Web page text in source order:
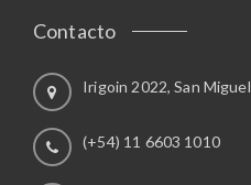
Contacto
Irigoin 2022, San Miguel
(+54) 11 6603 1010